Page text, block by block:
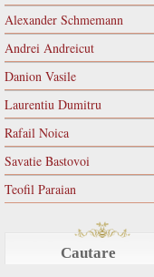
Alexander Schmemann
Andrei Andreicut
Danion Vasile
Laurentiu Dumitru
Rafail Noica
Savatie Bastovoi
Teofil Paraian
Cautare